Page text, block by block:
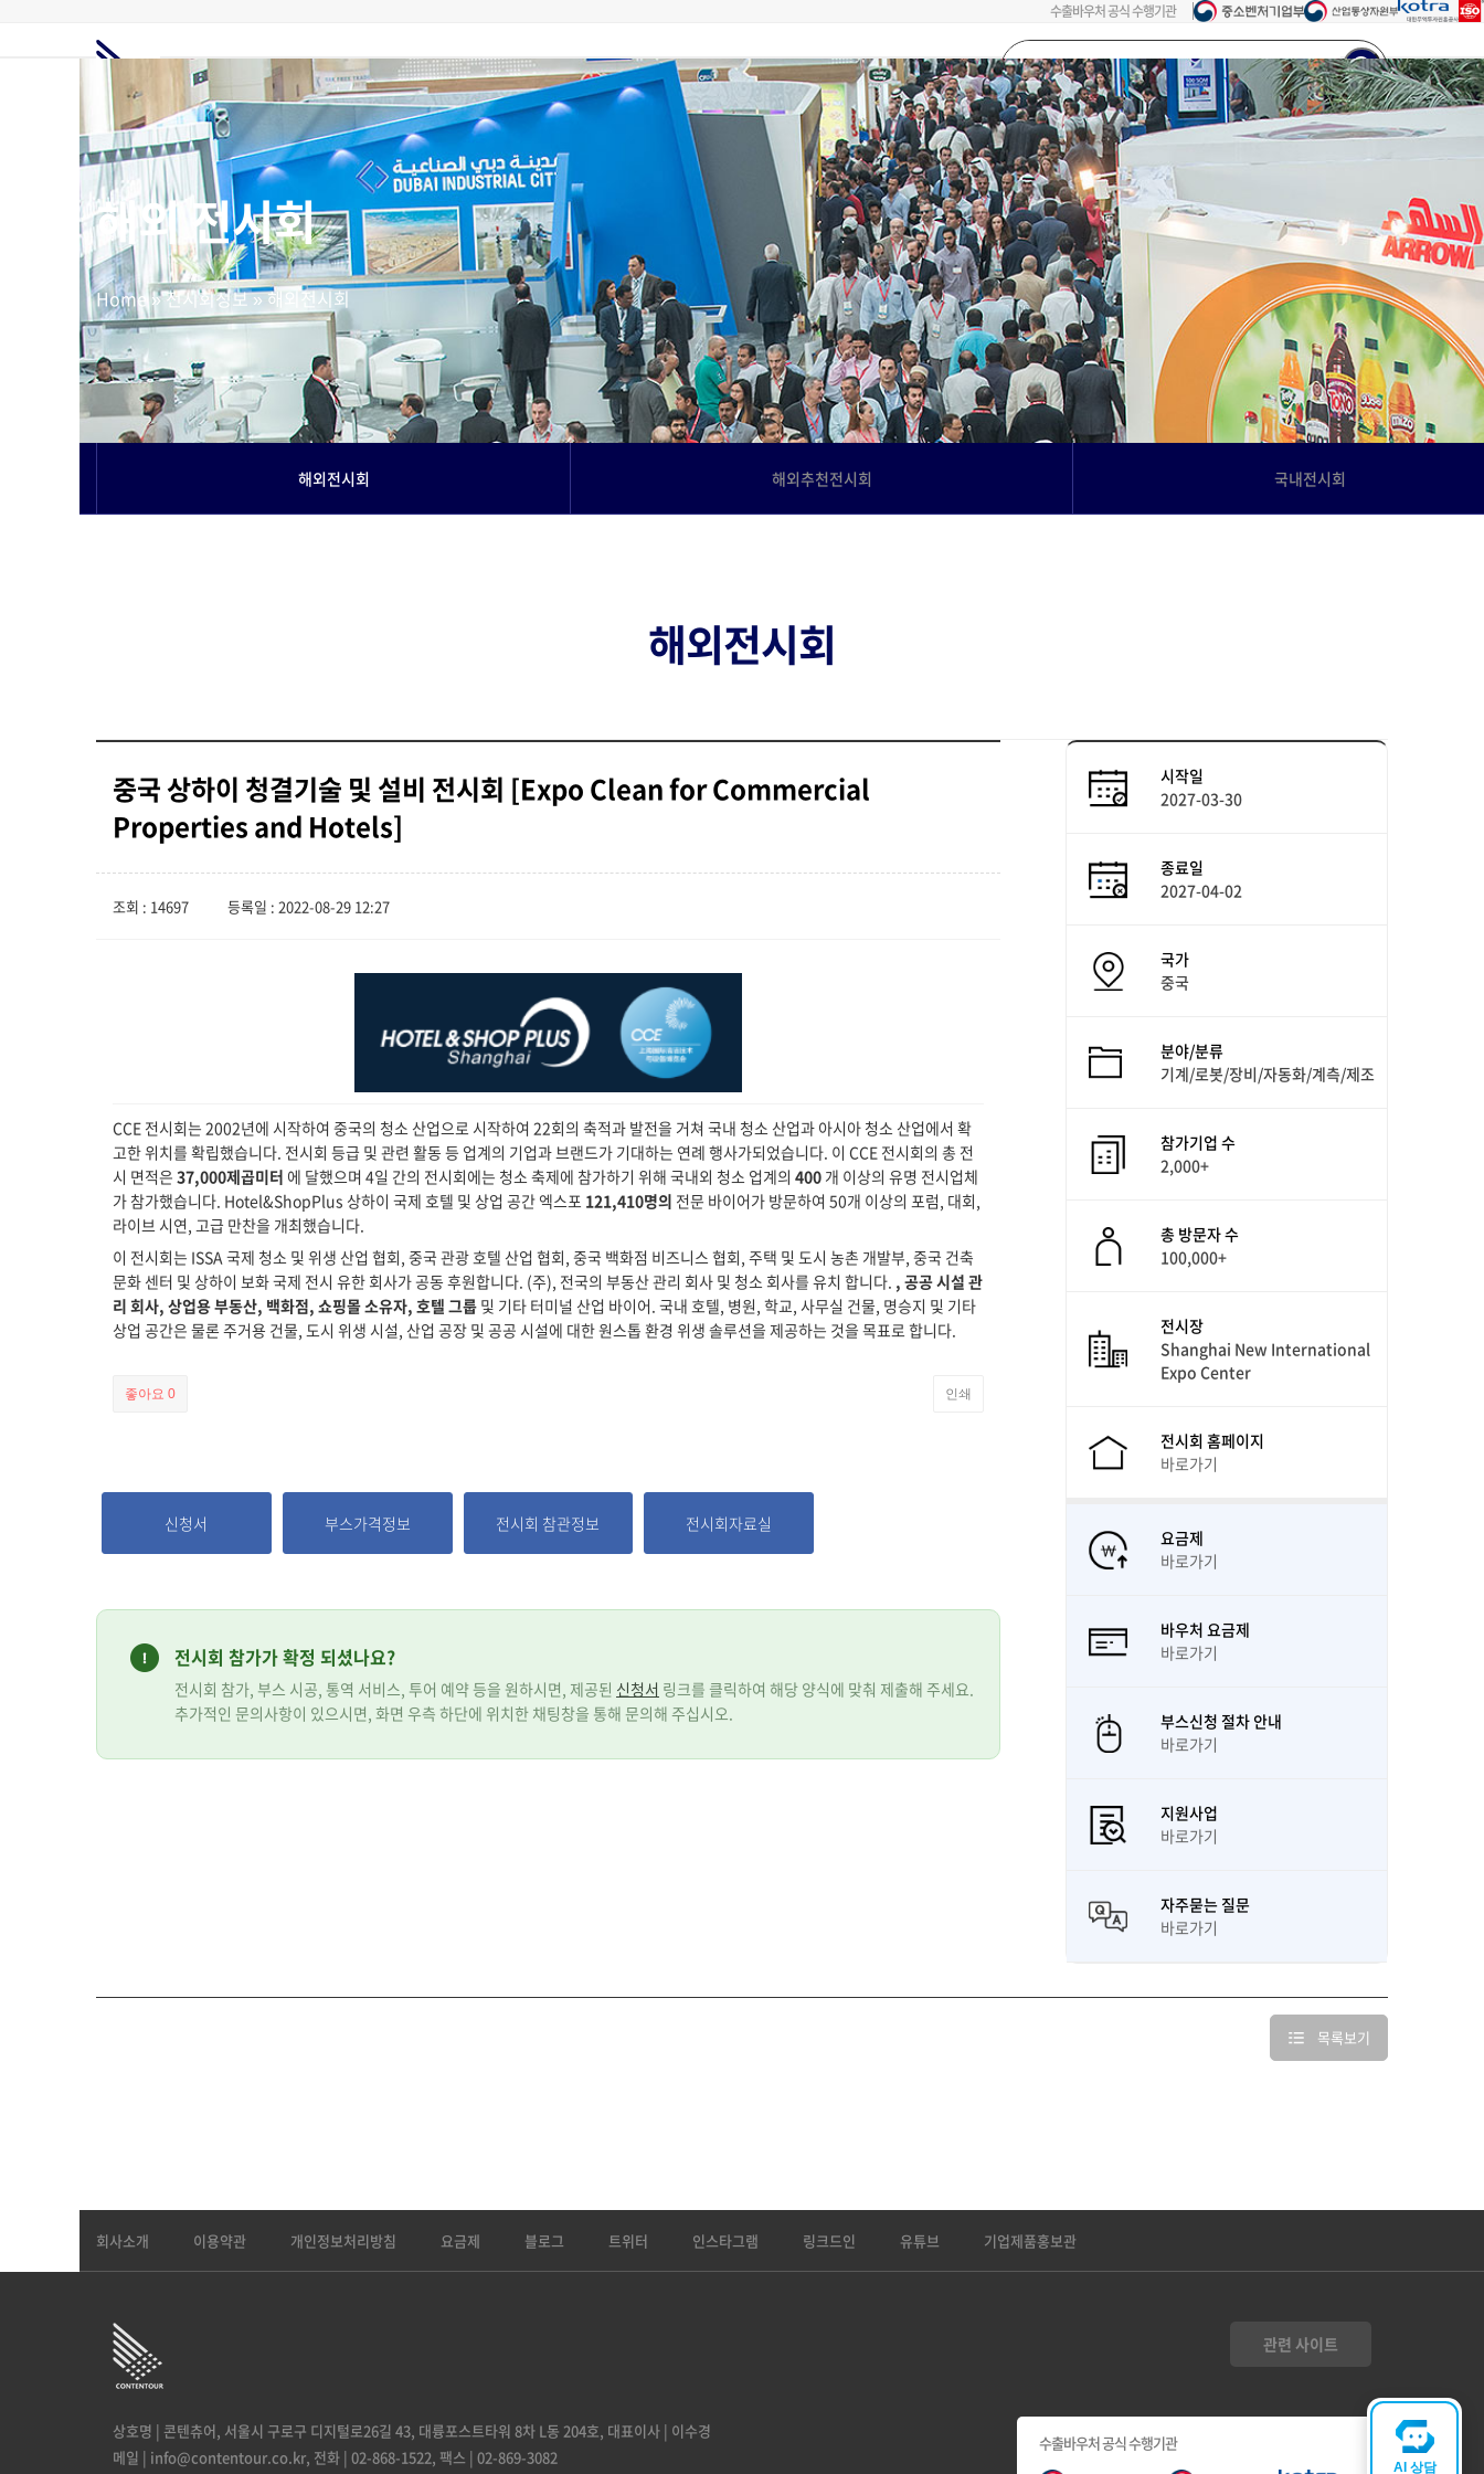
수출바우처 공식 수행기관
검색어를
입력해주세요...
회원가입 로그인
홈전시회정보 해외전시회전시부스해외마케팅 고객지원요금제고객사례Language
해외 전시회
Home»전시회정보»해외전시회
해외전시회 해외추천전시회 국내전시회
해외전시회
중국 상하이 청결기술 및 설비 전시회 [Expo Clean for Commercial
Properties and Hotels]
조회 : 14697 등록일 : 2022-08-29 12:27
CCE 전시회는 2002년에 시작하여 중국의 청소 산업으로 시작하여 22회의 축적과 발전을 거쳐 국내 청소 산업과 아시아 청소 산업에서 확
고한 위치를 확립했습니다. 전시회 등급 및 관련 활동 등 업계의 기업과 브랜드가 기대하는 연례 행사가되었습니다. 이 CCE 전시회의 총 전
시 면적은 37,000제곱미터 에 달했으며 4일 간의 전시회에는 청소 축제에 참가하기 위해 국내외 청소 업계의 400 개 이상의 유명 전시업체
가 참가했습니다. Hotel&ShopPlus 상하이 국제 호텔 및 상업 공간 엑스포 121,410명의 전문 바이어가 방문하여 50개 이상의 포럼, 대회,
라이브 시연, 고급 만찬을 개최했습니다.
이 전시회는 ISSA 국제 청소 및 위생 산업 협회, 중국 관광 호텔 산업 협회, 중국 백화점 비즈니스 협회, 주택 및 도시 농촌 개발부, 중국 건축
문화 센터 및 상하이 보화 국제 전시 유한 회사가 공동 후원합니다. (주), 전국의 부동산 관리 회사 및 청소 회사를 유치 합니다. , 공공 시설 관
리 회사, 상업용 부동산, 백화점, 쇼핑몰 소유자, 호텔 그룹 및 기타 터미널 산업 바이어. 국내 호텔, 병원, 학교, 사무실 건물, 명승지 및 기타
상업 공간은 물론 주거용 건물, 도시 위생 시설, 산업 공장 및 공공 시설에 대한 원스톱 환경 위생 솔루션을 제공하는 것을 목표로 합니다.
좋아요 0 인쇄
신청서 부스가격정보 전시회 참관정보 전시회자료실
전시회 참가가 확정 되셨나요?
전시회 참가, 부스 시공, 통역 서비스, 투어 예약 등을 원하시면, 제공된 신청서 링크를 클릭하여 해당 양식에 맞춰 제출해 주세요.
추가적인 문의사항이 있으시면, 화면 우측 하단에 위치한 채팅창을 통해 문의해 주십시오.
시작일
2027-03-30
종료일
2027-04-02
국가
중국
분야/분류
기계/로봇/장비/자동화/계측/제조
참가기업 수
2,000+
총 방문자 수
100,000+
전시장
Shanghai New International
Expo Center
전시회 홈페이지
바로가기
요금제
바로가기
바우처 요금제
바로가기
부스신청 절차 안내
바로가기
지원사업
바로가기
자주묻는 질문
바로가기
목록보기
회사소개 이용약관 개인정보처리방침 요금제 블로그 트위터 인스타그램 링크드인 유튜브 기업제품홍보관
상호명 | 콘텐츄어, 서울시 구로구 디지털로26길 43, 대륭포스트타워 8차 L동 204호, 대표이사 | 이수경
메일 | info@contentour.co.kr, 전화 | 02-868-1522, 팩스 | 02-869-3082
관련 사이트
수출바우처 공식 수행기관
AI 상담